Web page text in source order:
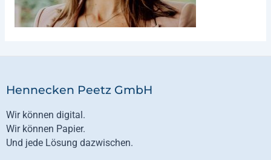
Hennecken Peetz GmbH
Wir können digital.
Wir können Papier.
Und jede Lösung dazwischen.